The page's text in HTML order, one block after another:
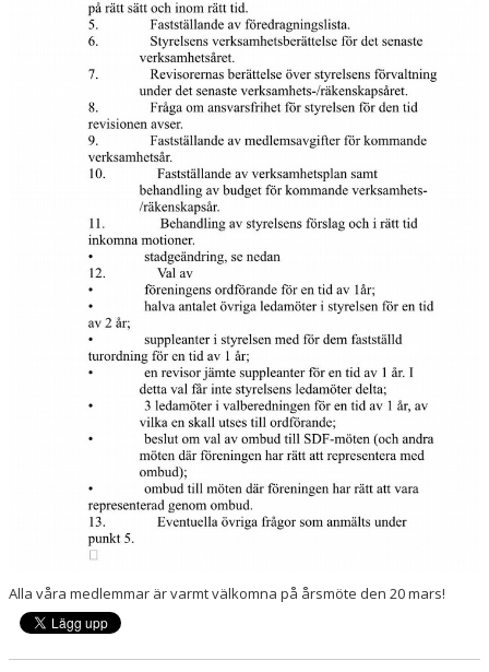
KOMMANDE KURSSTARTER
Alla våra medlemmar är varmt välkomna på årsmöte den 20 mars!